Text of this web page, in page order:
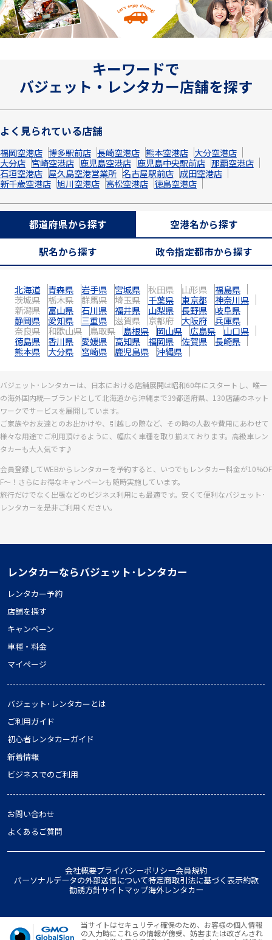
キーワードで
バジェット・レンタカー店舗を探す
よく見られている店舗
福岡空港店 博多駅前店 長崎空港店 熊本空港店 大分空港店
大分店 宮崎空港店 鹿児島空港店 鹿児島中央駅前店 那覇空港店
石垣空港店 屋久島空港営業所 名古屋駅前店 成田空港店
新千歳空港店 旭川空港店 高松空港店 徳島空港店
都道府県から探す 空港名から探す
駅名から探す 政令指定都市から探す
北海道 青森県 岩手県 宮城県 秋田県 山形県
福島県
茨城県
栃木県 群馬県 埼玉県 千葉県 東京都
神奈川県
新潟県
富山県 石川県 福井県 山梨県 長野県
岐阜県
静岡県
愛知県 三重県 滋賀県 京都府 大阪府
兵庫県
奈良県
和歌山県 鳥取県 島根県 岡山県 広島県
山口県
徳島県
香川県 愛媛県 高知県 福岡県 佐賀県
長崎県
熊本県
大分県 宮崎県 鹿児島県 沖縄県
バジェット･レンタカーは、日本における店舗展開は昭和60年にスタートし、唯一
の海外国内統一ブランドとして北海道から沖縄まで39都道府県、130店舗のネット
ワークでサービスを展開しています。
ご家族やお友達とのお出かけや、引越しの際など、その時の人数や費用にあわせて
様々な用途でご利用頂けるように、幅広く車種を取り揃えております。高級車レン
タカーも大人気です♪
会員登録してWEBからレンタカーを予約すると、いつでもレンタカー料金が10%OF
F〜！さらにお得なキャンペーンも随時実施しています。
旅行だけでなく出張などのビジネス利用にも最適です。安くて便利なバジェット･
レンタカーを是非ご利用ください。
レンタカーならバジェット･レンタカー
レンタカー予約
店舗を探す
キャンペーン
車種・料金
マイページ
バジェット･レンタカーとは
ご利用ガイド
初心者レンタカーガイド
新着情報
ビジネスでのご利用
お問い合わせ
よくあるご質問
会社概要プライバシーポリシー会員規約
パーソナルデータの外部送信について特定商取引法に基づく表示約款
勧誘方針サイトマップ海外レンタカー
当サイトはセキュリティ確保のため、お客様の個人情報
の入力時にこれらの情報が傍受、妨害または改ざんされ